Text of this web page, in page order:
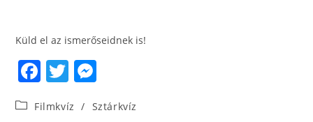
Küld el az ismerőseidnek is!
F
c
T
itt ss
Filmkvíz / Sztárkvíz